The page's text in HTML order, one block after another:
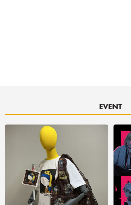
決済サービスアイコンについて